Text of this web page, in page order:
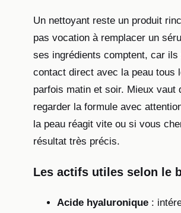
Un nettoyant reste un produit
pas vocation à remplacer un
ses ingrédients comptent, car ils
contact direct avec la peau tous
parfois matin et soir. Mieux vaut
regarder la formule avec
la peau réagit vite ou si vous
résultat très précis.
Les actifs utiles selon le
Acide hyaluronique :